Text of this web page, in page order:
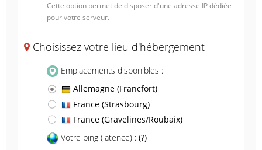
Cette option permet de disposer d'une adresse IP dédiée
pour votre serveur.
Choisissez votre lieu d'hébergement
Emplacements disponibles :
Allemagne (Francfort)
France (Strasbourg)
France (Gravelines/Roubaix)
Votre ping (latence) : (?)